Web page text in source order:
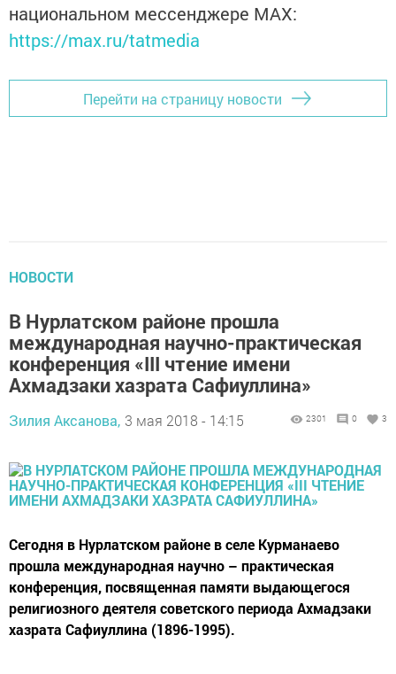
национальном мессенджере MАХ:
https://max.ru/tatmedia
Перейти на страницу новости
НОВОСТИ
В Нурлатском районе прошла
международная научно-практическая
конференция «III чтение имени
Ахмадзаки хазрата Сафиуллина»
Зилия Аксанова, 3 мая 2018 - 14:15 2301 0 3
Сегодня в Нурлатском районе в селе Курманаево
прошла международная научно – практическая
конференция, посвященная памяти выдающегося
религиозного деятеля советского периода Ахмадзаки
хазрата Сафиуллина (1896-1995).